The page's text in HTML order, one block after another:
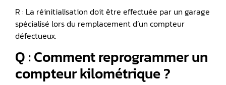
R : La réinitialisation doit être effectuée par un garage
spécialisé lors du remplacement d’un compteur
défectueux.
Q : Comment reprogrammer un
compteur kilométrique ?